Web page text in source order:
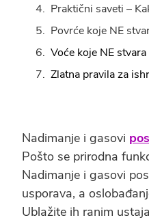
Praktični saveti –
Povrće koje NE
Voće koje NE
Zlatna pravila za
Nadimanje i gasovi
Pošto se prirodna
Nadimanje i gasovi
usporava, a
Ublažite ih ranim